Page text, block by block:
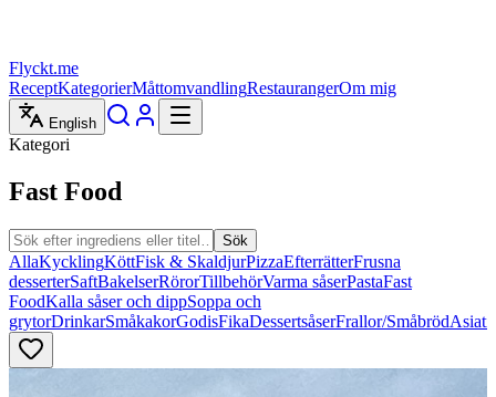
Flyckt.me
ReceptKategorierMåttomvandlingRestaurangerOm mig
English
Kategori
Fast Food
Sök
AllaKycklingKöttFisk & SkaldjurPizzaEfterrätterFrusna
desserterSaftBakelserRörorTillbehörVarma såserPastaFast
FoodKalla såser och dippSoppa och
grytorDrinkarSmåkakorGodisFikaDessertsåserFrallor/Småbröd